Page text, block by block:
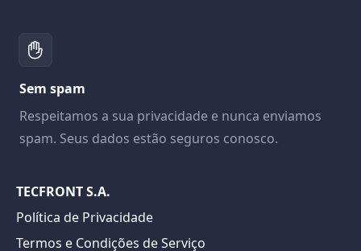
Sem spam
Respeitamos a sua privacidade e nunca enviamos
spam. Seus dados estão seguros conosco.
TECFRONT S.A.
Política de Privacidade
Termos e Condições de Serviço